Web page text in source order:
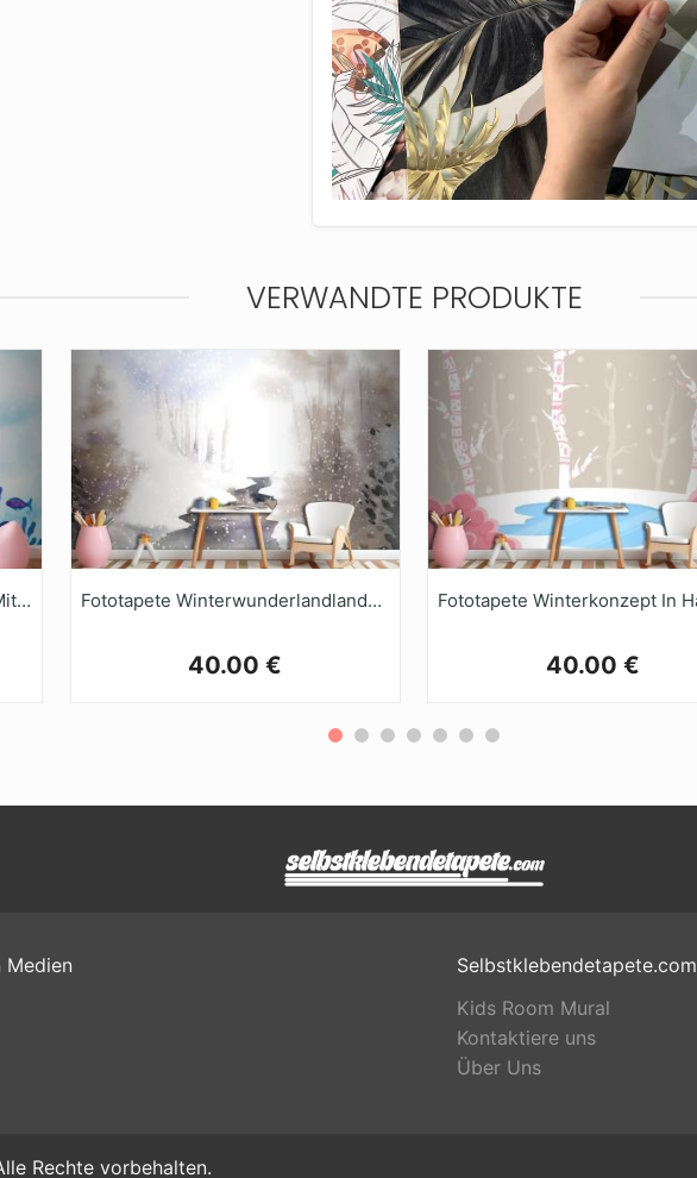
VERWANDTE PRODUKTE
Fototapete Welttag Der Ozeane Mit AquarellHintergrund Fototapete Winterwunderlandlandschaft Mit Wasserfarben Gemalt
40.00 € 40.00 €
Medien
Selbstklebendetapete.com
Kids Room Mural
Kontaktiere uns
Über Uns
Rechte vorbehalten.